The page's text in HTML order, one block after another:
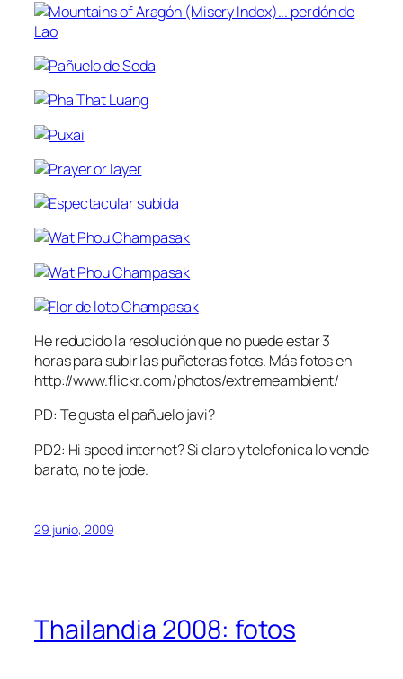
He reducido la resolución que no puede estar 3
horas para subir las puñeteras fotos. Más fotos en
http://www.flickr.com/photos/extremeambient/
PD: Te gusta el pañuelo javi?
PD2: Hi speed internet? Si claro y telefonica lo vende
barato, no te jode.
29 junio, 2009
Thailandia 2008: fotos